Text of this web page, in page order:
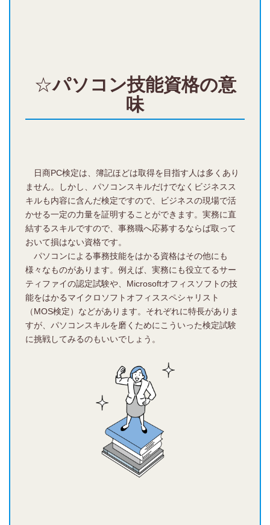
☆パソコン技能資格の意
味
日商PC検定は、簿記ほどは取得を目指す人は多くあり
ません。しかし、パソコンスキルだけでなくビジネスス
キルも内容に含んだ検定ですので、ビジネスの現場で活
かせる一定の力量を証明することができます。実務に直
結するスキルですので、事務職へ応募するならば取って
おいて損はない資格です。
パソコンによる事務技能をはかる資格はその他にも
様々なものがあります。例えば、実務にも役立てるサー
ティファイの認定試験や、Microsoftオフィスソフトの技
能をはかるマイクロソフトオフィススペシャリスト
（MOS検定）などがあります。それぞれに特長がありま
すが、パソコンスキルを磨くためにこういった検定試験
に挑戦してみるのもいいでしょう。